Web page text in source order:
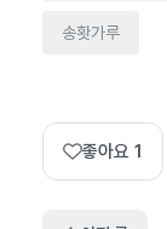
송홧가루
좋아요 1